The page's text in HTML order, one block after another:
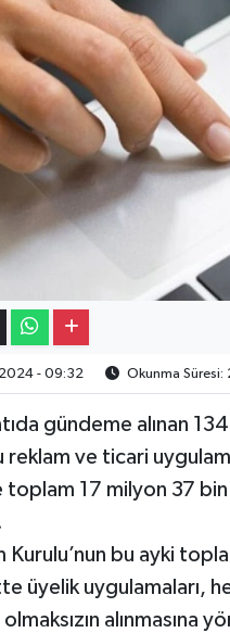
- 09:32 Okunma Süresi:
gündeme alınan
reklam ve ticari
toplam 17 milyon 37 bin
Kurulu’nun bu ayki
üyelik uygulamaları,
olmaksızın